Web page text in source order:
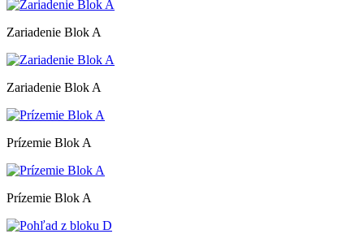
Zariadenie Blok A
Zariadenie Blok A
Prízemie Blok A
Prízemie Blok A